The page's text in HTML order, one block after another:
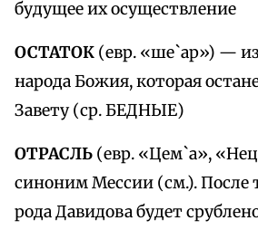
будущее их осуществление
ОСТАТОК (евр. «ше`ар») —
народа Божия, которая
Завету (ср. БЕДНЫЕ)
ОТРАСЛЬ (евр. «Цем`а»,
синоним Мессии (см.). После
рода Давидова будет